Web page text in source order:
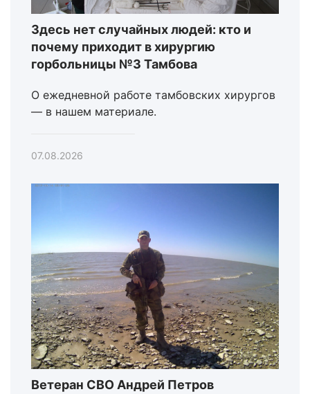
Здесь нет случайных людей: кто и
почему приходит в хирургию
горбольницы №3 Тамбова
О ежедневной работе тамбовских хирургов
— в нашем материале.
07.08.2026
Ветеран СВО Андрей Петров